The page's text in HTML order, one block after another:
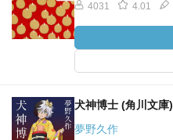
4031 4.01
犬神博士 (角川文庫)
夢野久作